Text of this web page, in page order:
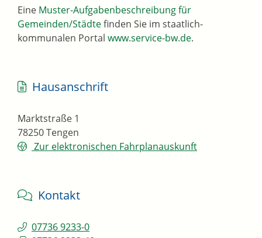
Eine Muster-Aufgabenbeschreibung für
Gemeinden/Städtefinden Sie im staatlich-
kommunalen Portal www.service-bw.de.
Hausanschrift
Marktstraße 1
78250Tengen
Zur elektronischen Fahrplanauskunft
Kontakt
07736 9233-0